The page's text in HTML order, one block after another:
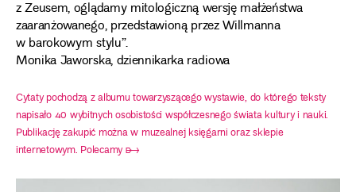
z Zeusem, oglądamy mitologiczną wersję małżeństwa
zaaranżowanego, przedstawioną przez Willmanna
w barokowym stylu”.
Monika Jaworska, dziennikarka radiowa
Cytaty pochodzą z albumu towarzyszącego wystawie, do którego teksty
napisało 40 wybitnych osobistości współczesnego świata kultury i nauki.
Publikację zakupić można w muzealnej księgarni oraz sklepie
internetowym. Polecamy ➸